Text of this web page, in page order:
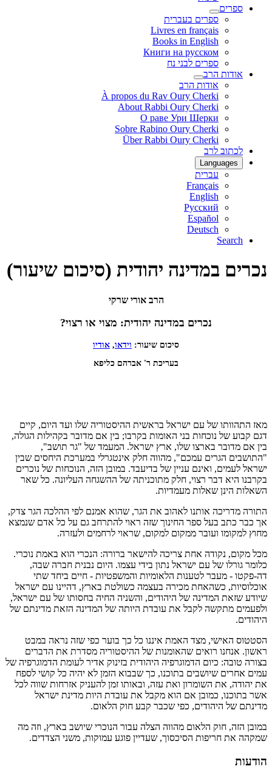
ספרים
ספרים בעברית
Livres en français
Books in English
Книги на русском
ספרים לבני נח
אודות הרב
אודות הרב
À propos du Rav Oury Cherki
About Rabbi Oury Cherki
О раве Ури Шерки
Sobre Rabino Oury Cherki
Über Rabbi Oury Cherki
לכתוב לרב
Languages
עברית
Français
English
Русский
Español
Deutsch
Search
נכרים במדינה יהודית (סיכום שיעור)
הרב אורי שרקי
נכרים במדינה יהודית: מצוי או רצוי?
סיכום שיעור: וידאו, אודיו
בעריכת ר' אברהם כליפא
מאז התהוותו של עם ישראל בראשית ההיסטוריה שלו ועד היום, קיים
דגם קבוע של נוכחות בני האומות בקרבו; בין אם מדובר בקהילות הגולה,
בין אם מדובר בארצו שלו, ארץ ישראל. המעמד של "גר תושב",
"התושבים הגרים עמכם", מהווה חלק אינטגרלי במערכת היחסים שבין
ישראל לעמים, ואינם עניין של בדיעבד. במובן הזה, הנוכחות של נוכרים
בקרבנו היא דבר רצוי, חלק מתוכניתה של ההשגחה העליונה. כל שאר
השאלות הינן שאלות מעמדיות.
התורה מדריכה אותנו לאהוב את הגר, שהוא אמנם לפי ההלכה הגר צדק,
אך כבר כתב בעל ספר החינוך שזה ראוי להתרחב גם על כל אדם שנמצא
מחוץ למקומו ועובר ממקום למקום, שראוי לרחמים ולעזרה.
מכל מקום, נקודה אחת צריכה להישאר ברורה: הנכרי הוא באמת נוכרי.
כלומר גורלו של עם ישראל נתון בידי עצמו. היום נבנית חברה שבה,
דה-פקטו - מעבר לטענות הלאומיות והמשפטיות - חיים ביחד שתי
אוכלוסיות, כשהאחת מכירה בעצמה כשולטת בארץ, דהיינו עם ישראל
שיודע שזאת המדינה של היהודים, והשניה החיה בחסותו של עם ישראל,
ולפעמים מתקשה לקבל את עובדת היותה של המדינה הזאת מדינתם של
היהודים.
הסטטוס האישי, מצד האמת איננו כל כך בוער כפי שזה נראה במבט
ראשון. אנחנו רואים שהאומנות של ההיסטוריה מסדרת את הדברים
בצורה טובה: כיום הדמוגרפיה היהודית בזינוק אדיר לעומת הדמוגרפיה של
עמים אחרים שיושבים בתוכנו, כך שבבוא הזמן לא יהיה כל קושי לספח
את יהודה, את השומרון ואת עזה, ובאותו זמן להעניק אזרחות שווה לכל
אשר בתוכנו, כמובן אם הוא מקבל את עובדת היות מדינת ישראל
מדינתם של היהודים, כפי שכבר קבע חוק הלאום.
במובן הזה, חוק הלאום מהווה הצלה עבור הנוכרי שיושב בארץ, וזה מה
שמקהה את חריפות הסיכסוך, שעדיין פוגע עמוקות, משני הצדדים.
הודעות